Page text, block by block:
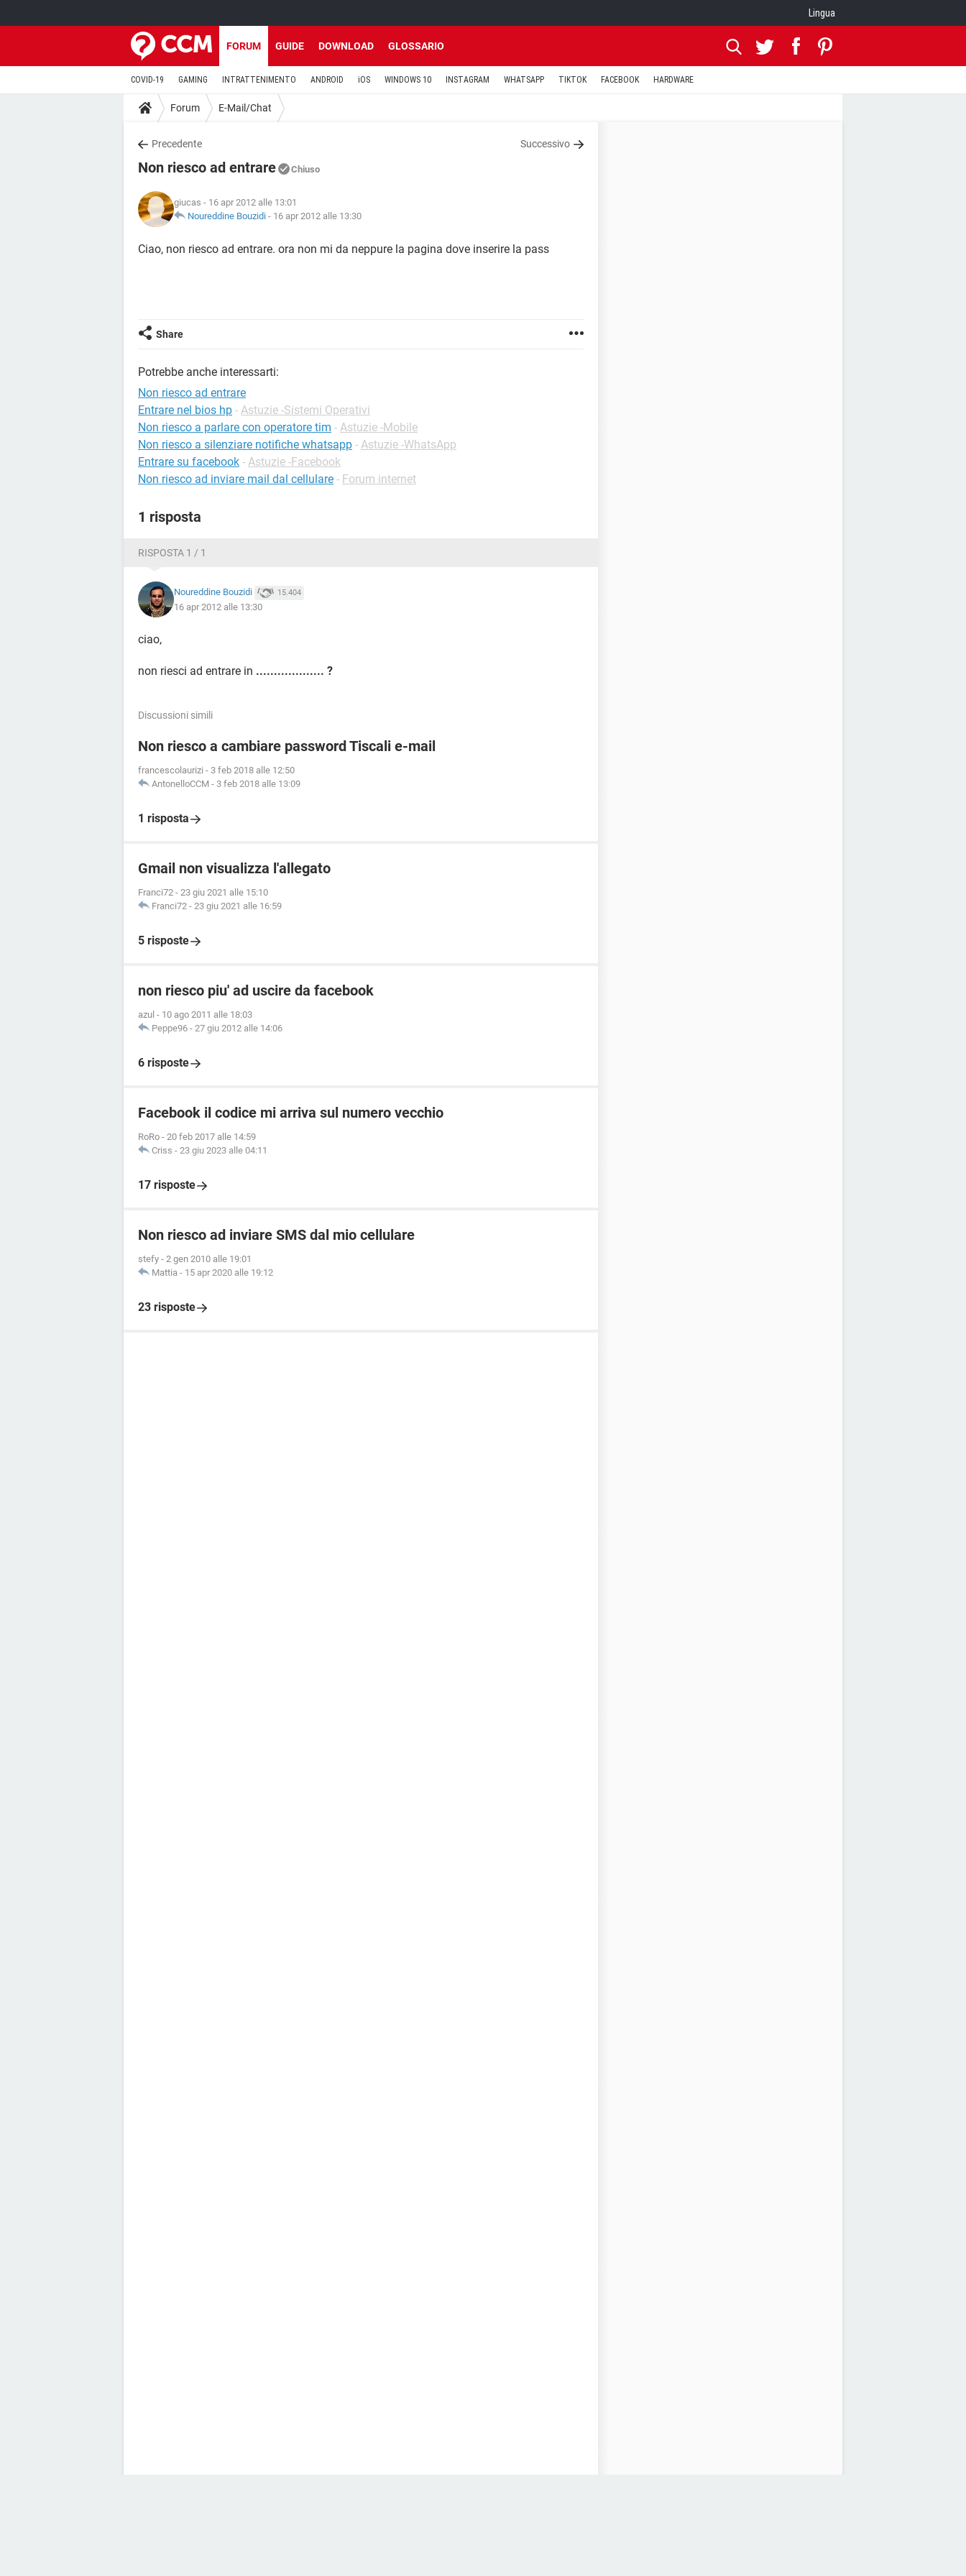
Lingua
FORUM GUIDE DOWNLOAD GLOSSARIO
COVID-19 GAMING INTRATTENIMENTO ANDROID iOS WINDOWS 10 INSTAGRAM WHATSAPP TIKTOK FACEBOOK HARDWARE
Forum E-Mail/Chat
Precedente Successivo
Non riesco ad entrare Chiuso
giucas - 16 apr 2012 alle 13:01
Noureddine Bouzidi - 16 apr 2012 alle 13:30
Ciao, non riesco ad entrare. ora non mi da neppure la pagina dove inserire la pass
Share
Potrebbe anche interessarti:
Non riesco ad entrare
Entrare nel bios hp - Astuzie -Sistemi Operativi
Non riesco a parlare con operatore tim - Astuzie -Mobile
Non riesco a silenziare notifiche whatsapp - Astuzie -WhatsApp
Entrare su facebook - Astuzie -Facebook
Non riesco ad inviare mail dal cellulare - Forum internet
1 risposta
RISPOSTA 1 / 1
Noureddine Bouzidi 15.404
16 apr 2012 alle 13:30
ciao,
non riesci ad entrare in ................... ?
Discussioni simili
Non riesco a cambiare password Tiscali e-mail
francescolaurizi - 3 feb 2018 alle 12:50
AntonelloCCM - 3 feb 2018 alle 13:09
1 risposta
Gmail non visualizza l'allegato
Franci72 - 23 giu 2021 alle 15:10
Franci72 - 23 giu 2021 alle 16:59
5 risposte
non riesco piu' ad uscire da facebook
azul - 10 ago 2011 alle 18:03
Peppe96 - 27 giu 2012 alle 14:06
6 risposte
Facebook il codice mi arriva sul numero vecchio
RoRo - 20 feb 2017 alle 14:59
Criss - 23 giu 2023 alle 04:11
17 risposte
Non riesco ad inviare SMS dal mio cellulare
stefy - 2 gen 2010 alle 19:01
Mattia - 15 apr 2020 alle 19:12
23 risposte